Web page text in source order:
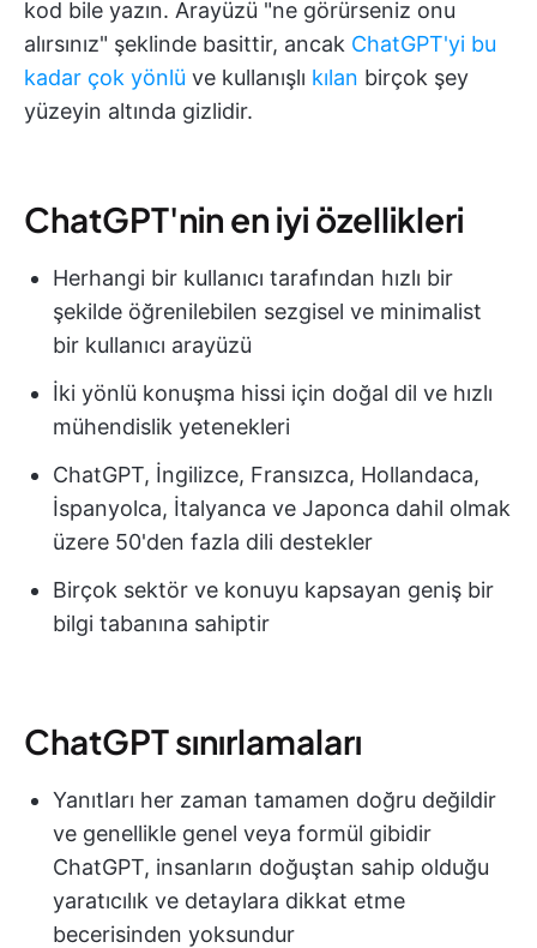
kod bile yazın. Arayüzü "ne görürseniz onu
alırsınız" şeklinde basittir, ancak ChatGPT'yi bu
kadar çok yönlü ve kullanışlı kılan birçok şey
yüzeyin altında gizlidir.
ChatGPT'nin en iyi özellikleri
Herhangi bir kullanıcı tarafından hızlı bir
şekilde öğrenilebilen sezgisel ve minimalist
bir kullanıcı arayüzü
İki yönlü konuşma hissi için doğal dil ve hızlı
mühendislik yetenekleri
ChatGPT, İngilizce, Fransızca, Hollandaca,
İspanyolca, İtalyanca ve Japonca dahil olmak
üzere 50'den fazla dili destekler
Birçok sektör ve konuyu kapsayan geniş bir
bilgi tabanına sahiptir
ChatGPT sınırlamaları
Yanıtları her zaman tamamen doğru değildir
ve genellikle genel veya formül gibidir
ChatGPT, insanların doğuştan sahip olduğu
yaratıcılık ve detaylara dikkat etme
becerisinden yoksundur